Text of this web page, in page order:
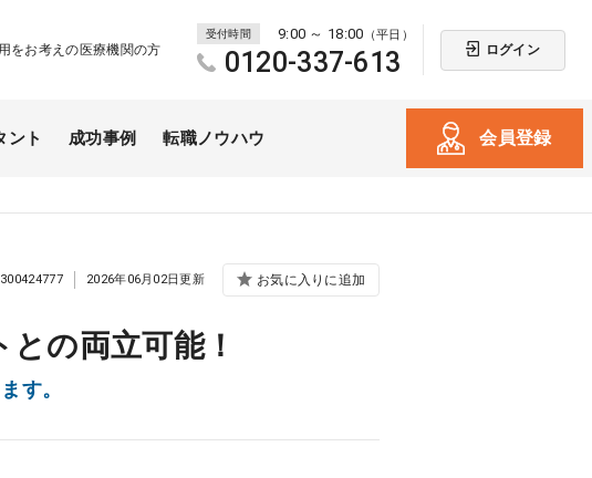
をお考えの医療機関の方
受付時間 9:00 ～ 18:00 （平日）
0120-337-613 ログイン
ント 成功事例 転職ノウハウ 会員登録
の両立可能！
す。
300424777 2026年06月02日更新 お気に入りに追加